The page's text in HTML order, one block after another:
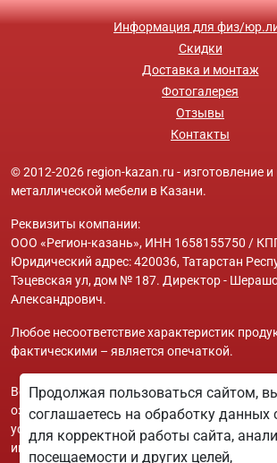
Информация для физ/
Скидки
Доставка и монтаж
Фотогалерея
Отзывы
Контакты
© 2012-2026 region-kazan.ru - изготовление
металлической мебели в Казани.
Реквизиты компании:
ООО «Регион-казань», ИНН 1658155750 /
Юридический адрес: 420036, Татарстан
Тэцевская ул, дом № 187. Директор -
Александрович.
Любое несоответствие характеристик
фактическими – является опечаткой.
Вся информация на сайте region-kazan.ru
ознакомительный и справочный характер и
условиях не является публичной офертой.
информацию можно узнать по телефонам
Продолжая пользоваться сайтом,
соглашаетесь на обработку данных
для корректной работы сайта,
посещаемости и других целей,